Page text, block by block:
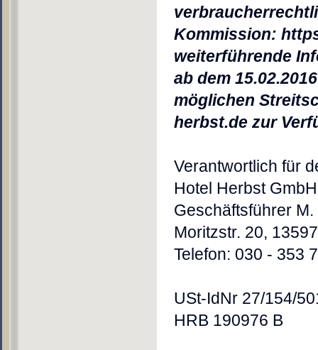
Kommission:
weiterführende
ab dem
möglichen
herbst.de zur
Verantwortlich für
Hotel Herbst GmbH
Geschäftsführer
Moritzstr. 20,
Telefon: 030 - 353
USt-IdNr 27/154/
HRB 190976 B